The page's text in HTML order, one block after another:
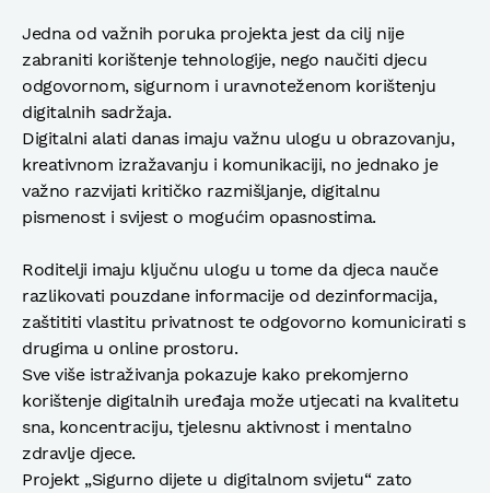
Jedna od važnih poruka projekta jest da cilj nije
zabraniti korištenje tehnologije, nego naučiti djecu
odgovornom, sigurnom i uravnoteženom korištenju
digitalnih sadržaja.
Digitalni alati danas imaju važnu ulogu u obrazovanju,
kreativnom izražavanju i komunikaciji, no jednako je
važno razvijati kritičko razmišljanje, digitalnu
pismenost i svijest o mogućim opasnostima.
Roditelji imaju ključnu ulogu u tome da djeca nauče
razlikovati pouzdane informacije od dezinformacija,
zaštititi vlastitu privatnost te odgovorno komunicirati s
drugima u online prostoru.
Sve više istraživanja pokazuje kako prekomjerno
korištenje digitalnih uređaja može utjecati na kvalitetu
sna, koncentraciju, tjelesnu aktivnost i mentalno
zdravlje djece.
Projekt „Sigurno dijete u digitalnom svijetu“ zato